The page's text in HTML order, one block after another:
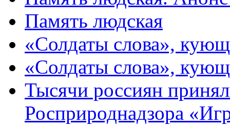
Память людская
«Солдаты слова»,
«Солдаты слова»,
Тысячи россиян
Росприроднадзора